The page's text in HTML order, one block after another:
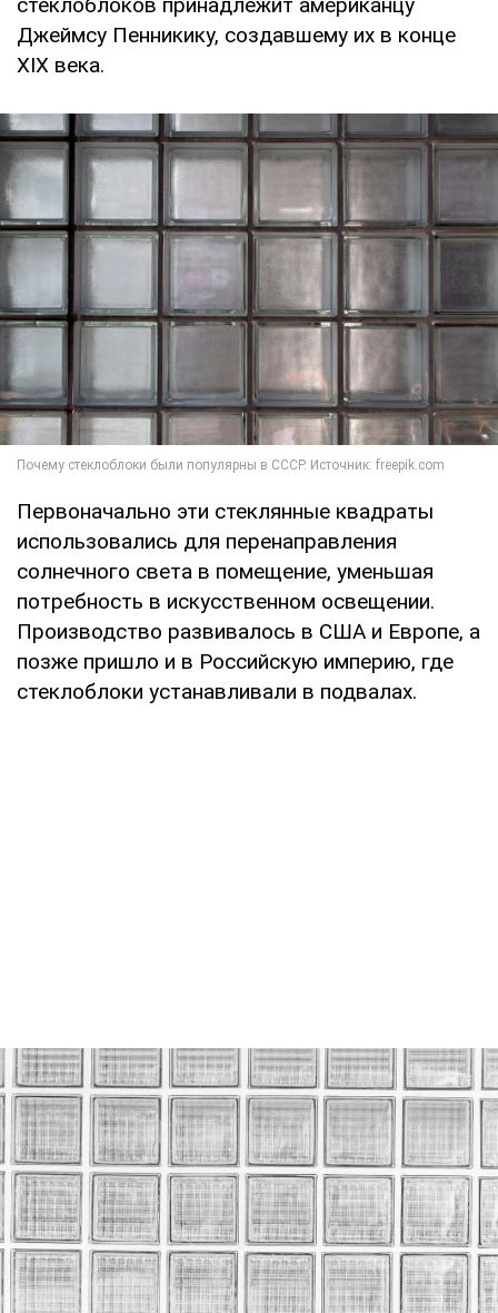
Джеймсу Пенникику, создавшему их в конце
XIX века.
Первоначально эти стеклянные квадраты
использовались для перенаправления
солнечного света в помещение, уменьшая
потребность в искусственном освещении.
Производство развивалось в США и Европе, а
позже пришло и в Российскую империю, где
стеклоблоки устанавливали в подвалах.